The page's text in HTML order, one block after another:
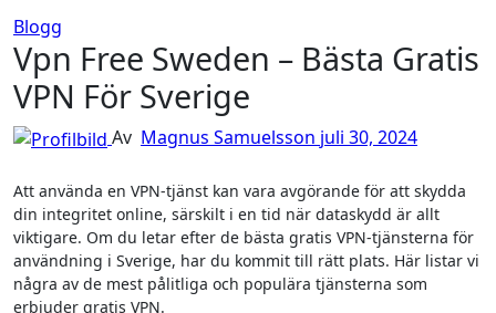
Blogg
Vpn Free Sweden – Bästa Gratis
VPN För Sverige
Av Magnus Samuelsson juli 30, 2024
Att använda en VPN-tjänst kan vara avgörande för att skydda
din integritet online, särskilt i en tid när dataskydd är allt
viktigare. Om du letar efter de bästa gratis VPN-tjänsterna för
användning i Sverige, har du kommit till rätt plats. Här listar vi
några av de mest pålitliga och populära tjänsterna som
erbjuder gratis VPN.